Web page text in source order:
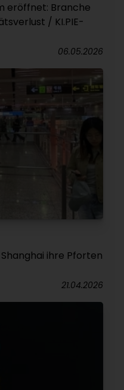
eröffnet: Branche
/ KI.PIE-
06.05.2026
ihre Pforten
21.04.2026